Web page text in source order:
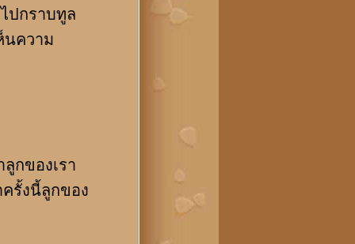
กราบทูล
นความ
ของเรา
รั้งนี้ลูกของ